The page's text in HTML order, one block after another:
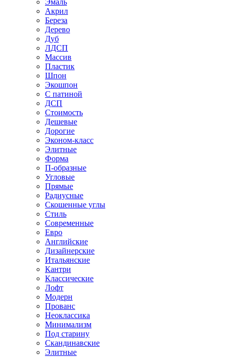
Эмаль
Акрил
Береза
Дерево
Дуб
ЛДСП
Массив
Пластик
Шпон
Экошпон
С патиной
ДСП
Стоимость
Дешевые
Дорогие
Эконом-класс
Элитные
Форма
П-образные
Угловые
Прямые
Радиусные
Скошенные углы
Стиль
Современные
Евро
Английские
Дизайнерские
Итальянские
Кантри
Классические
Лофт
Модерн
Прованс
Неоклассика
Минимализм
Под старину
Скандинавские
Элитные